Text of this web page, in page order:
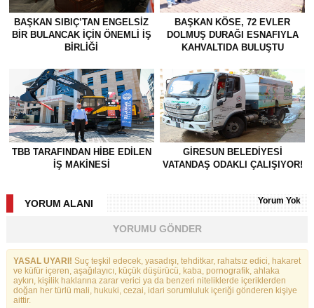
BAŞKAN SIBIÇ’TAN ENGELSIZ
BIR BULANCAK İÇIN ÖNEMLI İŞ
BIRLIĞI
BAŞKAN KÖSE, 72 EVLER
DOLMUŞ DURAĞI ESNAFIYLA
KAHVALTIDA BULUŞTU
TBB TARAFINDAN HIBE EDILEN
İŞ MAKINESI
GİRESUN BELEDİYESİ
VATANDAŞ ODAKLI ÇALIŞIYOR!
YORUM ALANI Yorum Yok
YORUMU GÖNDER
YASAL UYARI! Suç teşkil edecek, yasadışı, tehditkar, rahatsız edici, hakaret
ve küfür içeren, aşağılayıcı, küçük düşürücü, kaba, pornografik, ahlaka
aykırı, kişilik haklarına zarar verici ya da benzeri niteliklerde içeriklerden
doğan her türlü mali, hukuki, cezai, idari sorumluluk içeriği gönderen kişiye
aittir.